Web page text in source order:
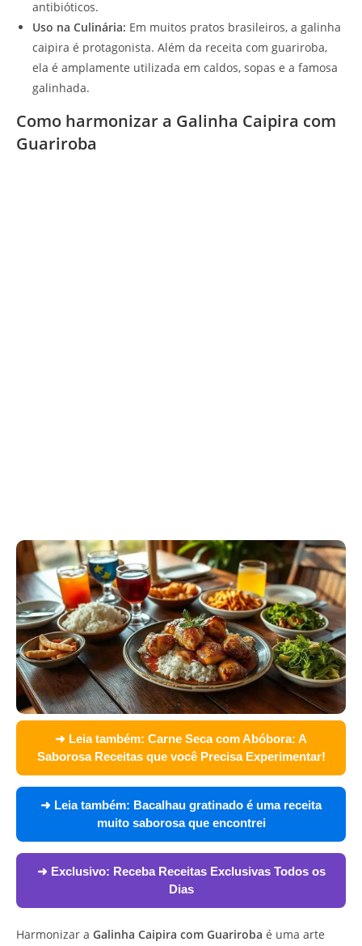
antibióticos.
Uso na Culinária: Em muitos pratos brasileiros, a galinha
caipira é protagonista. Além da receita com guariroba,
ela é amplamente utilizada em caldos, sopas e a famosa
galinhada.
Como harmonizar a Galinha Caipira com
Guariroba
➜ Leia também: Carne Seca com Abóbora: A
Saborosa Receitas que você Precisa Experimentar!
➜ Leia também: Bacalhau gratinado é uma receita
muito saborosa que encontrei
➜ Exclusivo: Receba Receitas Exclusivas Todos os
Dias
Harmonizar a Galinha Caipira com Guariroba é uma arte